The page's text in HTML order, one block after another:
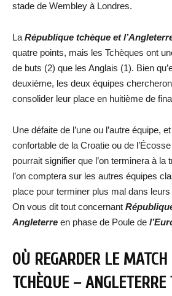
stade de Wembley à Londres.
La République tchèque et
quatre points, mais les Tchèques ont
de buts (2) que les Anglais (1). Bien
deuxième, les deux équipes
consolider leur place en huitième de
Une défaite de l’une ou l’autre équipe,
confortable de la Croatie ou de
pourrait signifier que l’on terminera à la
l’on comptera sur les autres équipes
place pour terminer plus mal dans
On vous dit tout concernant
Angleterre en phase de Poule de
OÙ REGARDER LE
TCHÈQUE – ANGLETERRE